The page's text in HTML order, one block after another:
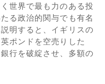
世界で最も力のある投
る政治的関与でも有名
明すると、イギリスの
ポンドを空売りした
行を破綻させ、多額の